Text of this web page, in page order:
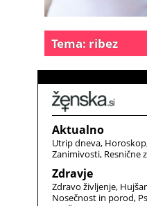
Tema: ribez
Aktualno
Utrip dneva Horoskop
Zanimivosti Resnične
Zdravje
Zdravo življenje
Nosečnost in porod